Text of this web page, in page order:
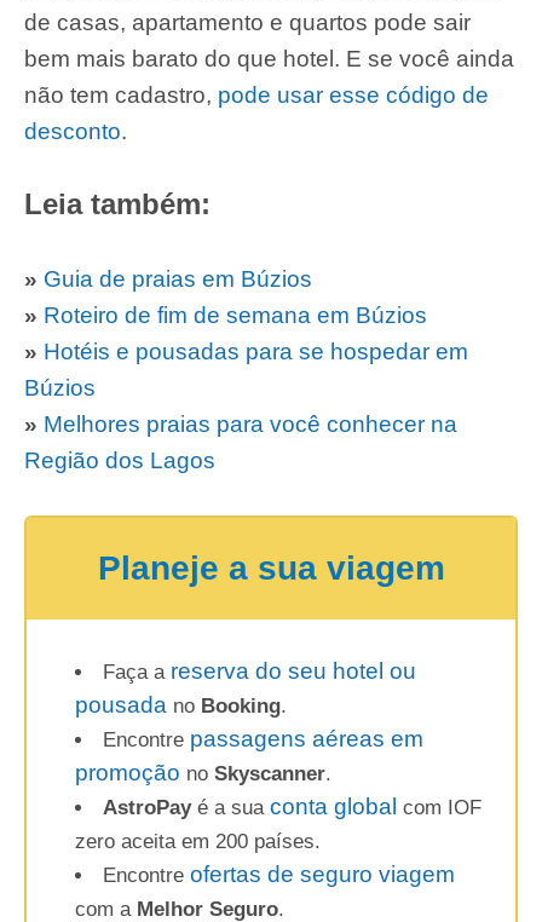
de casas, apartamento e quartos pode sair
bem mais barato do que hotel. E se você ainda
não tem cadastro, pode usar esse código de
desconto.
Leia também:
» Guia de praias em Búzios
» Roteiro de fim de semana em Búzios
» Hotéis e pousadas para se hospedar em
Búzios
» Melhores praias para você conhecer na
Região dos Lagos
Planeje a sua viagem
Faça a reserva do seu hotel ou
pousada no Booking.
Encontre passagens aéreas em
promoção no Skyscanner.
AstroPayé a sua conta global com IOF
zero aceita em 200 países.
Encontre ofertas de seguro viagem
com a Melhor Seguro.